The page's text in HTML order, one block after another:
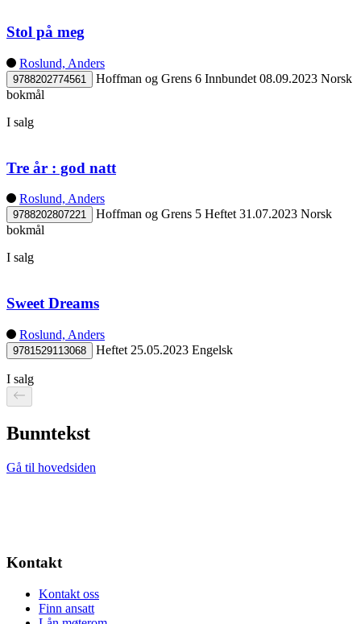
Stol på meg
Roslund, Anders
9788202774561 Hoffman og Grens 6 Innbundet 08.09.2023 Norsk
bokmål
I salg
Tre år : god natt
Roslund, Anders
9788202807221 Hoffman og Grens 5 Heftet 31.07.2023 Norsk
bokmål
I salg
Sweet Dreams
Roslund, Anders
9781529113068 Heftet 25.05.2023 Engelsk
I salg
Bunntekst
Gå til hovedsiden
Kontakt
Kontakt oss
Finn ansatt